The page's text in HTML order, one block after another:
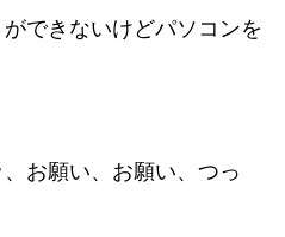
できないけどパソコンを
お願い、お願い、つっ